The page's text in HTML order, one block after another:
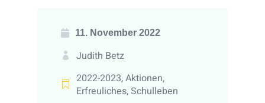
11. November 2022
Judith Betz
2022-2023,Aktionen,
Erfreuliches,Schulleben